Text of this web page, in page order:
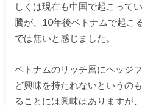
しくは現在も中国で起こって
騰が、10年後ベトナムで起こ
では無いと感じました。
ベトナムのリッチ層にヘッジ
ど興味を持たれないというの
ることには興味はありますが